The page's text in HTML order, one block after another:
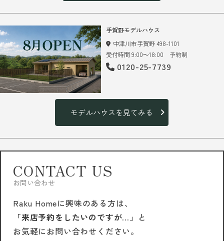
手賀野モデルハウス
中津川市手賀野 498-1101
受付時間 9:00～18:00 予約制
0120-25-7739
モデルハウスを見てみる
CONTACT US
お問い合わせ
Raku Homeに興味のある方は、
「来店予約をしたいのですが…」 と
お気軽にお問い合わせください。